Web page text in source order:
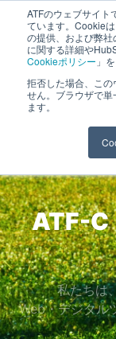
ATFのウェブサイト
ています。Cookie
の提供、および弊
に関する詳細や
Cookieポリシー 」
拒否した場合、こ
せん。ブラウザで
ます。
長野県長野市・松本市
WEB ROI
ATF-
私たちは
Web・デジタル